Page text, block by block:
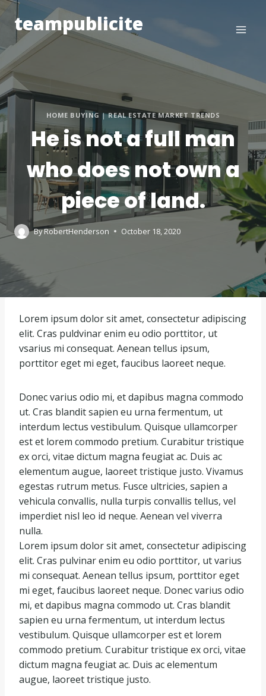
Skip
content
teampublicite
HOME BUYING |REAL ESTATE MARKET TRENDS
He is not a full man
who does not own a
piece of land.
ByRobertHenderson October 18, 2020
Lorem ipsum dolor sit amet, consectetur adipiscing
elit. Cras puldvinar enim eu odio porttitor, ut
vsarius mi consequat. Aenean tellus ipsum,
porttitor eget mi eget, faucibus laoreet neque.
Donec varius odio mi, et dapibus magna commodo
ut. Cras blandit sapien eu urna fermentum, ut
interdum lectus vestibulum. Quisque ullamcorper
est et lorem commodo pretium. Curabitur tristique
ex orci, vitae dictum magna feugiat ac. Duis ac
elementum augue, laoreet tristique justo. Vivamus
egestas rutrum metus. Fusce ultricies, sapien a
vehicula convallis, nulla turpis convallis tellus, vel
imperdiet nisl leo id neque. Aenean vel viverra
nulla.
Lorem ipsum dolor sit amet, consectetur adipiscing
elit. Cras pulvinar enim eu odio porttitor, ut varius
mi consequat. Aenean tellus ipsum, porttitor eget
mi eget, faucibus laoreet neque. Donec varius odio
mi, et dapibus magna commodo ut. Cras blandit
sapien eu urna fermentum, ut interdum lectus
vestibulum. Quisque ullamcorper est et lorem
commodo pretium. Curabitur tristique ex orci, vitae
dictum magna feugiat ac. Duis ac elementum
augue, laoreet tristique justo.